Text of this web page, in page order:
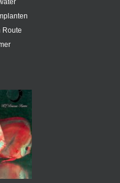
Route